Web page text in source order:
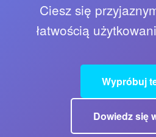
Ciesz się
łatwością
Wypróbuj
Dowiedz się